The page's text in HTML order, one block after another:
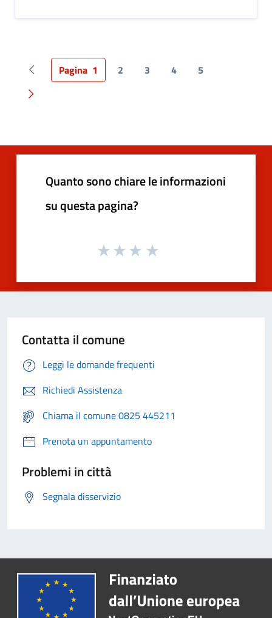
Pagina precedente
Pagina 1 2 3 4 5
Pagina successiva
Quanto sono chiare le informazioni
su questa pagina?
Contatta il comune
Leggi le domande frequenti
Richiedi Assistenza
Chiama il comune 0825 445211
Prenota un appuntamento
Problemi in città
Segnala disservizio